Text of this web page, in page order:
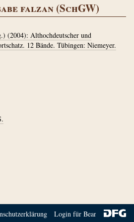
falzan (SchGW)
(2004): Althochdeutscher und
12 Bände. Tübingen: Niemeyer.
Login für Bearbeiter